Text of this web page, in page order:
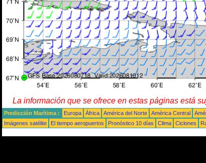
La información que se ofrece en estas páginas está
Predicción Marítima : Europa África América del Norte América Central
Imágenes satélite
El tiempo aeropuertos Pronóstico 10 días Clima Ciclones